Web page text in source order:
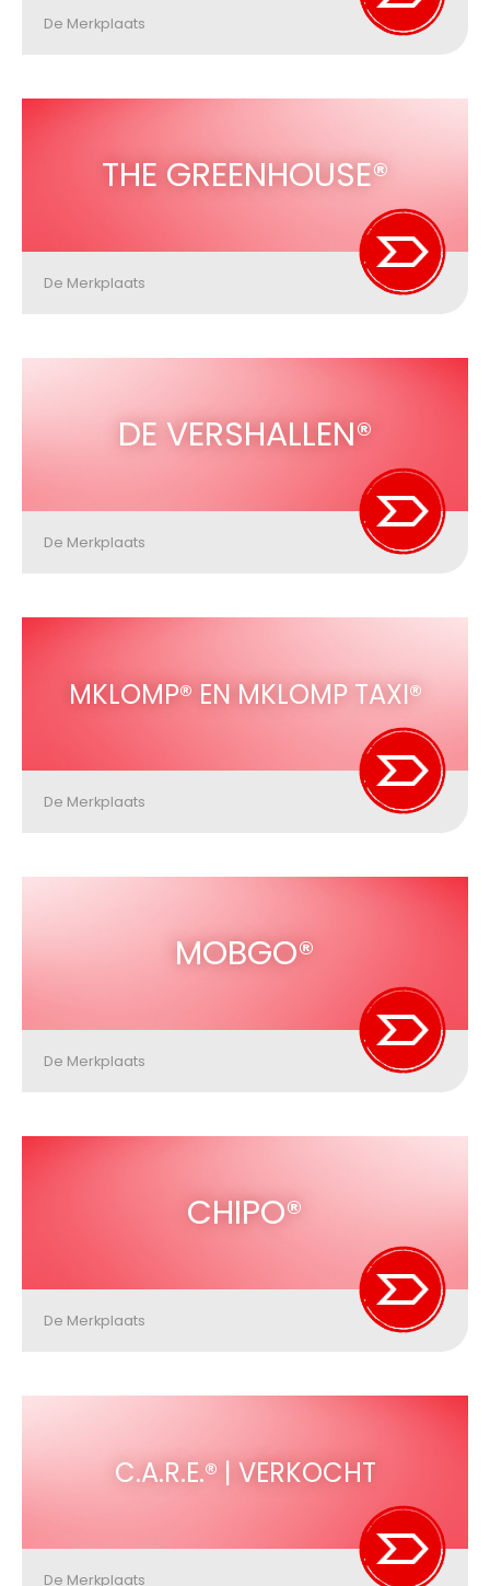
De Merkplaats
THE GREENHOUSE®
De Merkplaats
DE VERSHALLEN®
De Merkplaats
MKLOMP® EN MKLOMP TAXI®
De Merkplaats
MOBGO®
De Merkplaats
CHIPO®
De Merkplaats
C.A.R.E.® | VERKOCHT
De Merkplaats